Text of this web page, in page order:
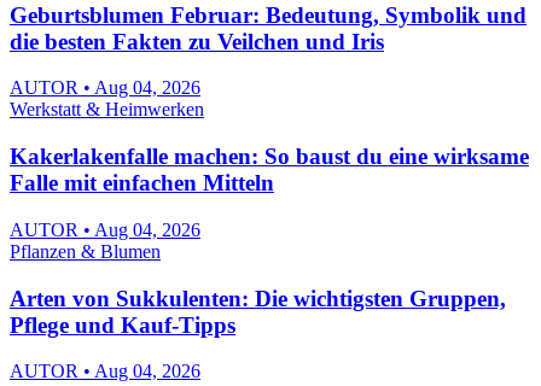
Geburtsblumen Februar: Bedeutung, Symbolik und
die besten Fakten zu Veilchen und Iris
AUTOR • Aug 04, 2026
Werkstatt & Heimwerken
Kakerlakenfalle machen: So baust du eine wirksame
Falle mit einfachen Mitteln
AUTOR • Aug 04, 2026
Pflanzen & Blumen
Arten von Sukkulenten: Die wichtigsten Gruppen,
Pflege und Kauf-Tipps
AUTOR • Aug 04, 2026